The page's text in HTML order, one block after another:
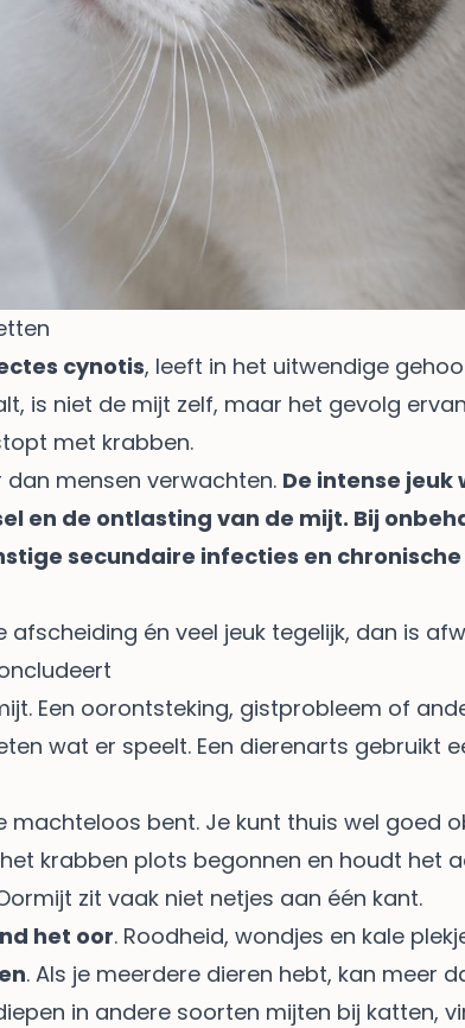
cynotis, leeft in het uitwendige
is niet de mijt zelf, maar het gevolg
met krabben.
dan mensen verwachten. De intense
en de ontlasting van de mijt. Bij
secundaire infecties en
afscheiding én veel jeuk tegelijk, dan is
Een oorontsteking, gistprobleem of
wat er speelt. Een dierenarts
machteloos bent. Je kunt thuis wel goed
het krabben plots begonnen en houdt het
zit vaak niet netjes aan één kant.
het oor. Roodheid, wondjes en kale
. Als je meerdere dieren hebt, kan meer
in andere soorten mijten bij katten,